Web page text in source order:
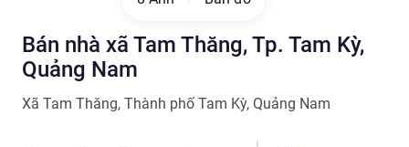
Bán nhà xã Tam Thăng, Tp. Tam Kỳ,
Quảng Nam
Xã Tam Thăng, Thành phố Tam Kỳ, Quảng Nam